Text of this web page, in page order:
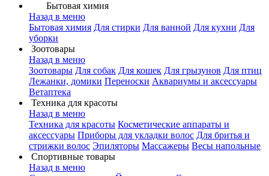
Бытовая химия
Назад в меню
Бытовая химия Для стирки Для ванной Для кухни Для
уборки
Зоотовары
Назад в меню
Зоотовары Для собак Для кошек Для грызунов Для птиц
Лежанки, домики Переноски Аквариумы и аксессуары
Ветаптека
Техника для красоты
Назад в меню
Техника для красоты Косметические аппараты и
аксессуары Приборы для укладки волос Для бритья и
стрижки волос Эпиляторы Массажеры Весы напольные
Спортивные товары
Назад в меню